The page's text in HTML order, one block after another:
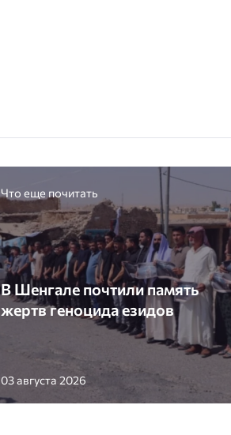
Что еще почитать
В Шенгале почтили память
жертв геноцида езидов
03 августа 2026